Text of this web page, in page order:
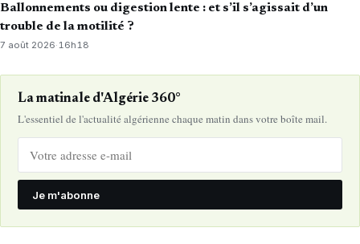
Ballonnements ou digestion lente : et s’il s’agissait d’un
trouble de la motilité ?
7 août 2026· 16h18
La matinale d'Algérie 360°
L'essentiel de l'actualité algérienne chaque matin dans votre boîte mail.
Je m'abonne